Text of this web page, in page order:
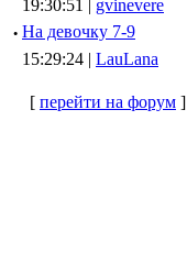
19:30:51 | gvinevere
· Hа девочку 7-9
15:29:24 | LauLana
[ перейти на форум ]